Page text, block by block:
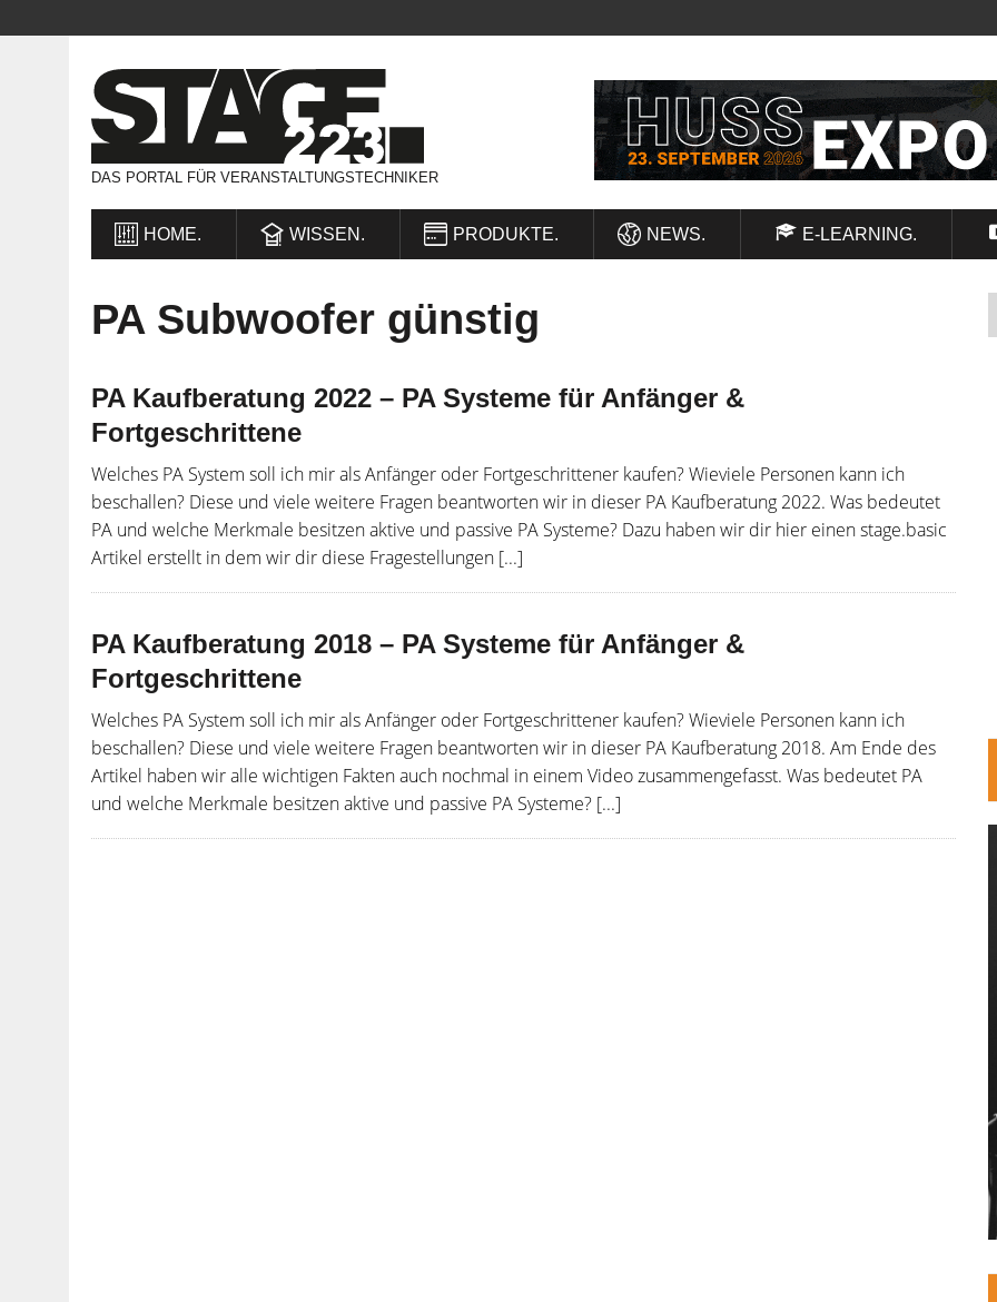
DAS PORTAL FÜR VERANSTALTUNGSTECHNIKER
HOME. WISSEN. PRODUKTE. NEWS. E-LEARNING.
PA Subwoofer günstig
PA Kaufberatung 2022 – PA Systeme für Anfänger &
Fortgeschrittene
Welches PA System soll ich mir als Anfänger oder Fortgeschrittener kaufen? Wieviele Personen kann ich
beschallen? Diese und viele weitere Fragen beantworten wir in dieser PA Kaufberatung 2022. Was bedeutet
PA und welche Merkmale besitzen aktive und passive PA Systeme? Dazu haben wir dir hier einen stage.basic
Artikel erstellt in dem wir dir diese Fragestellungen [...]
PA Kaufberatung 2018 – PA Systeme für Anfänger &
Fortgeschrittene
Welches PA System soll ich mir als Anfänger oder Fortgeschrittener kaufen? Wieviele Personen kann ich
beschallen? Diese und viele weitere Fragen beantworten wir in dieser PA Kaufberatung 2018. Am Ende des
Artikel haben wir alle wichtigen Fakten auch nochmal in einem Video zusammengefasst. Was bedeutet PA
und welche Merkmale besitzen aktive und passive PA Systeme? [...]